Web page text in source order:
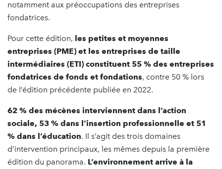
notamment aux préoccupations des entreprises
fondatrices.
Pour cette édition, les petites et moyennes
entreprises (PME) et les entreprises de taille
intermédiaires (ETI) constituent 55 % des entreprises
fondatrices de fonds et fondations, contre 50 % lors
de l’édition précédente publiée en 2022.
62 % des mécènes interviennent dans l’action
sociale, 53 % dans l’insertion professionnelle et 51
% dans l’éducation. Il s’agit des trois domaines
d’intervention principaux, les mêmes depuis la première
édition du panorama. L’environnement arrive à la